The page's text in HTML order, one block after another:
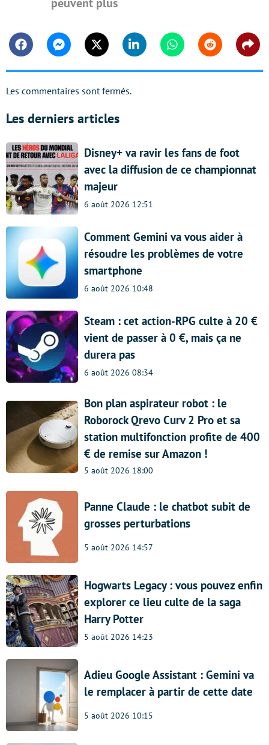
FacebookMessengerTwitter Linkedin WhatsappReddit
Les commentaires sont fermés.
Les derniers articles
Disney+ va ravir les fans de foot
avec la diffusion de ce championnat
majeur
6 août 2026 12:51
Comment Gemini va vous aider à
résoudre les problèmes de votre
smartphone
6 août 2026 10:48
Steam : cet action-RPG culte à 20 €
vient de passer à 0 €, mais ça ne
durera pas
6 août 2026 08:34
Bon plan aspirateur robot : le
Roborock Qrevo Curv 2 Pro et sa
station multifonction profite de 400
€ de remise sur Amazon !
5 août 2026 18:00
Panne Claude : le chatbot subit de
grosses perturbations
5 août 2026 14:57
Hogwarts Legacy : vous pouvez enfin
explorer ce lieu culte de la saga
Harry Potter
5 août 2026 14:23
Adieu Google Assistant : Gemini va
le remplacer à partir de cette date
5 août 2026 10:15